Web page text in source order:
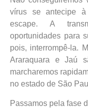
vírus se antecipe
escape. A
oportunidades para
pois, interrompê-la.
Araraquara e Jaú
marcharemos
no estado de São
Passamos pela fase